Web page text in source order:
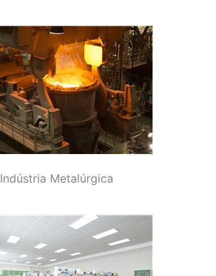
Indústria Metalúrgica